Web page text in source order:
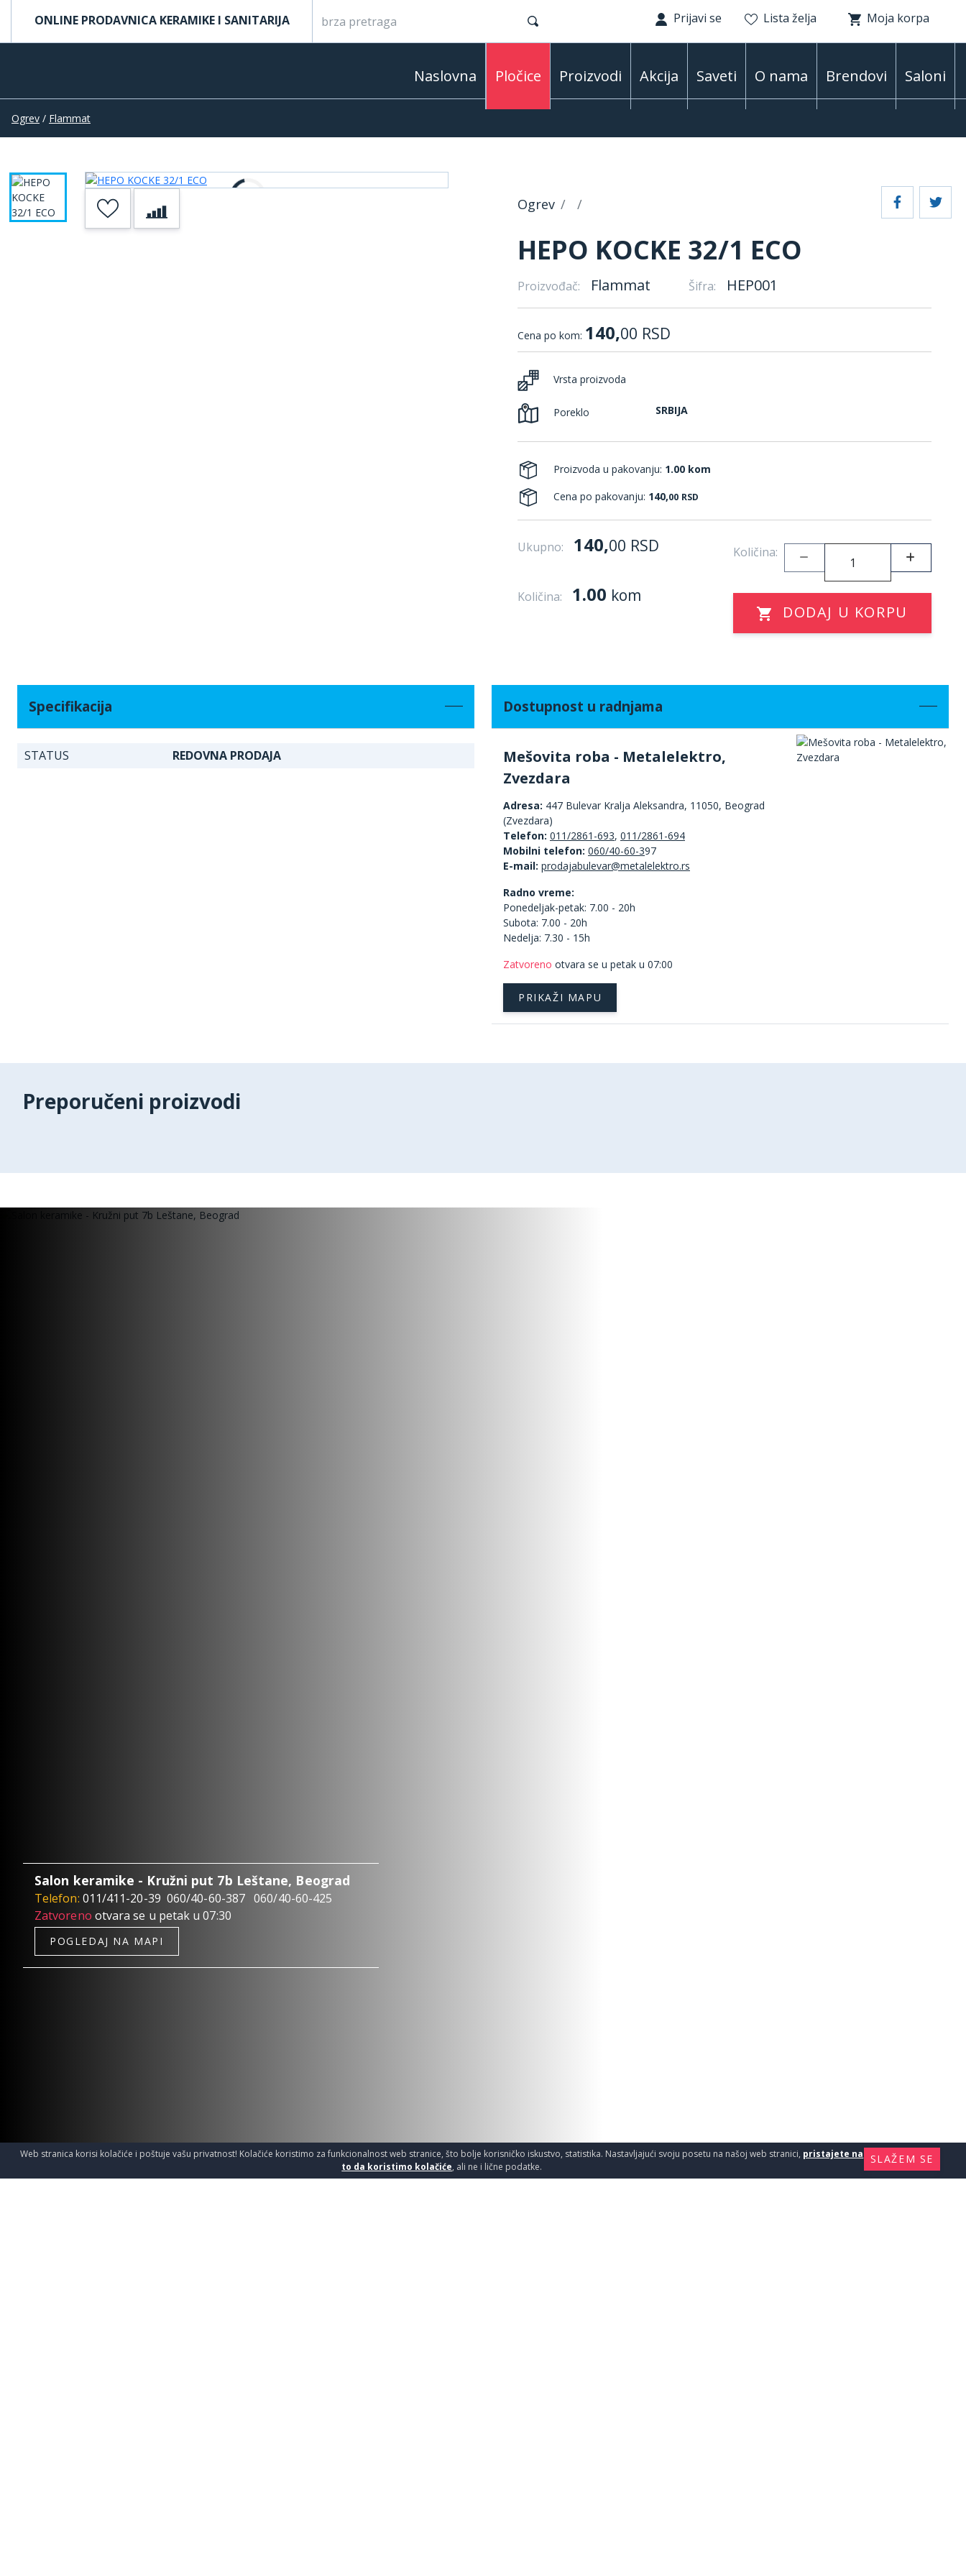
ONLINE PRODAVNICA KERAMIKE I SANITARIJA Prijavi se Lista želja Moja korpa
Naslovna Pločice Proizvodi Akcija Saveti O nama Brendovi Saloni
Ogrev / Flammat
Ogrev
HEPO KOCKE 32/1 ECO
Proizvođač: Flammat Šifra: HEP001
Cena po kom: 140,00 RSD
Vrsta proizvoda
Poreklo SRBIJA
Proizvoda u pakovanju: 1.00 kom
Cena po pakovanju: 140,00 RSD
Ukupno: 140,00 RSD Količina:
Količina: 1.00 kom
DODAJ U KORPU
Specifikacija
STATUS REDOVNA PRODAJA
Dostupnost u radnjama
Mešovita roba - Metalelektro,
Zvezdara
Adresa: 447 Bulevar Kralja Aleksandra, 11050, Beograd
(Zvezdara)
Telefon: 011/2861-693, 011/2861-694
Mobilni telefon: 060/40-60-397
E-mail:
Radno vreme:
Ponedeljak-petak: 7.00 - 20h
Subota: 7.00 - 20h
Nedelja: 7.30 - 15h
Zatvoreno otvara se u petak u 07:00
PRIKAŽI MAPU
Preporučeni proizvodi
Salon keramike - Kružni put 7b Leštane, Beograd
Telefon: 011/411-20-39 060/40-60-387 060/40-60-425
Zatvoreno otvara se u petak u 07:30
POGLEDAJ NA MAPI
SLAŽEM SE
Web stranica korisi kolačiće i poštuje vašu privatnost! Kolačiće koristimo za funkcionalnost web stranice, što bolje korisničko iskustvo, statistika. Nastavljajući svoju posetu na našoj web stranici, pristajete na
to da koristimo kolačiće, ali ne i lične podatke.